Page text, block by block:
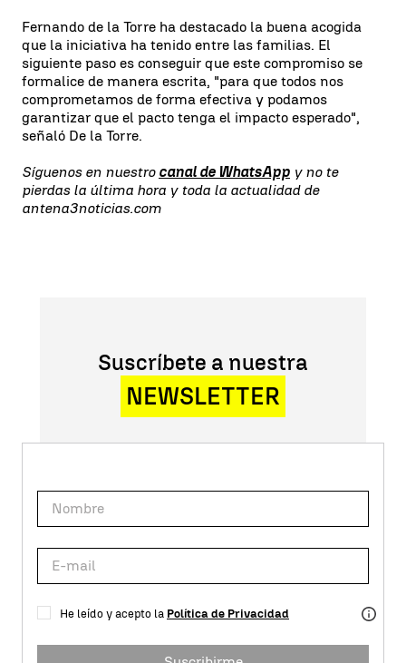
Fernando de la Torre ha destacado la buena acogida
que la iniciativa ha tenido entre las familias. El
siguiente paso es conseguir que este compromiso se
formalice de manera escrita, "para que todos nos
comprometamos de forma efectiva y podamos
garantizar que el pacto tenga el impacto esperado",
señaló De la Torre.
Síguenos en nuestro canal de WhatsApp y no te
pierdas la última hora y toda la actualidad de
antena3noticias.com
Suscríbete a nuestra
NEWSLETTER
He leído y acepto la Política de Privacidad